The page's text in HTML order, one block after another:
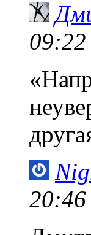
09:22
20:46